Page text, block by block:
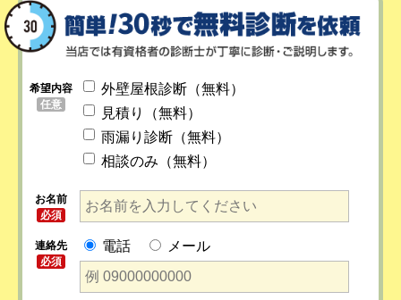
希望内容
任意
外壁屋根診断（無料）
見積り（無料）
雨漏り診断（無料）
相談のみ（無料）
お名前
必須
連絡先
必須
電話 メール